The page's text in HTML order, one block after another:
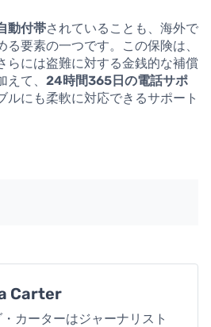
動付帯されていることも、海外で
要素の一つです。この保険は、
らには盗難に対する金銭的な補償
て、 24時間365日の電話サポ
ルにも柔軟に対応できるサポート
Carter
・カーターはジャーナリスト